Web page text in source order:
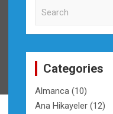
c
Categories
Almanca (10)
Ana Hikayeler (12)